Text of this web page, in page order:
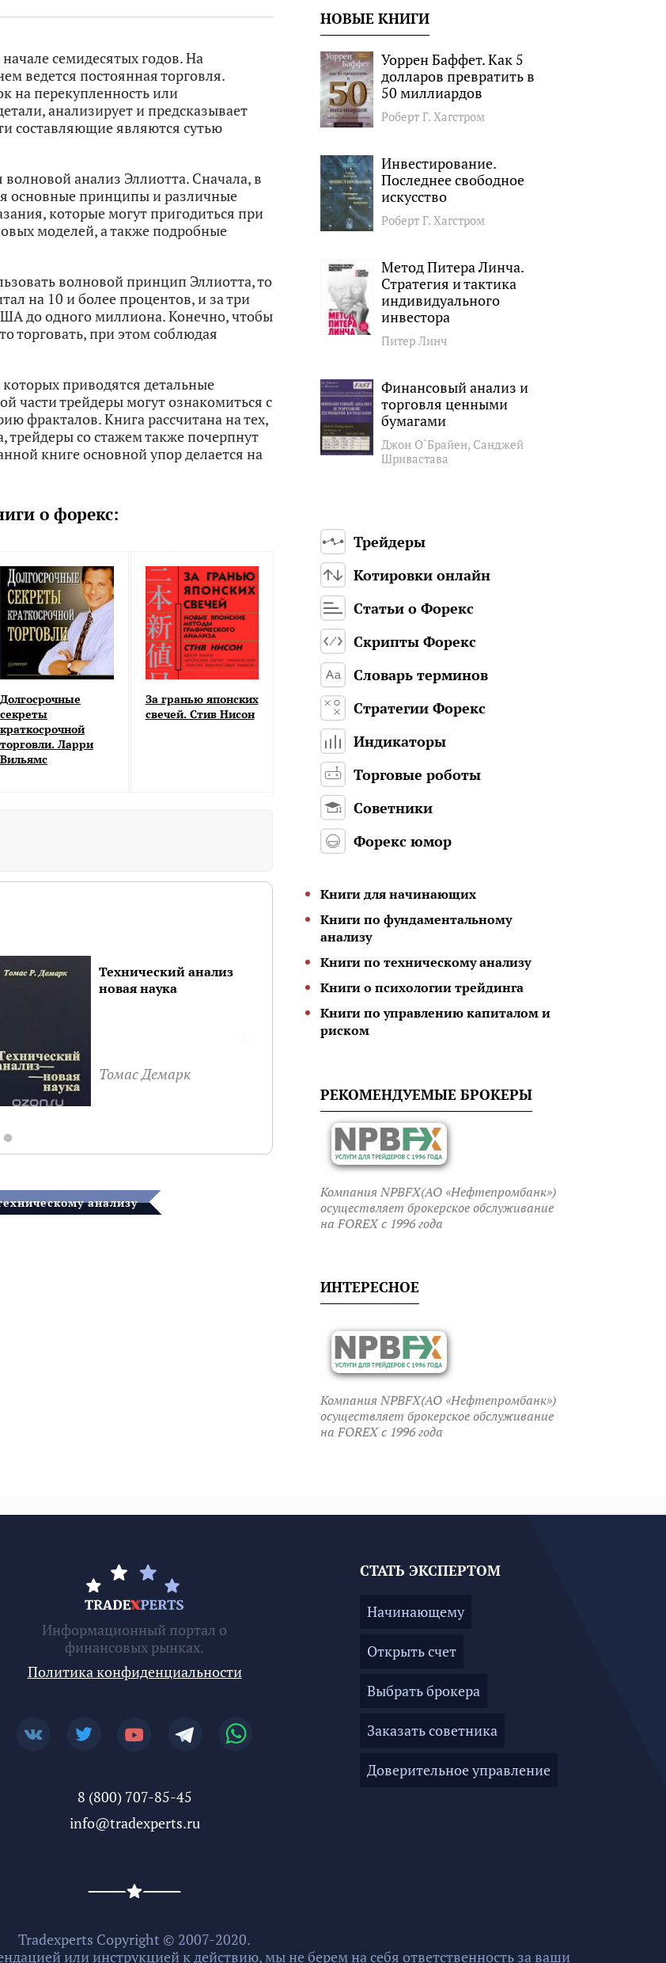
семидесятых годов. На
ведется постоянная торговля.
на перекупленность или
анализирует и предсказывает
составляющие являются сутью
анализ Эллиотта. Сначала, в
основные принципы и различные
которые могут пригодиться при
моделей, а также подробные
волновой принцип Эллиотта, то
на 10 и более процентов, и за три
до одного миллиона. Конечно, чтобы
торговать, при этом соблюдая
приводятся детальные
части трейдеры могут ознакомиться с
фракталов. Книга рассчитана на тех,
трейдеры со стажем также почерпнут
книге основной упор делается на
о форекс:
Долгосрочные
секреты
краткосрочной
торговли. Ларри
Вильямс
За гранью японских
свечей. Стив Нисон
Технический анализ
новая наука
Томас Демарк
Биржевые секреты
анализу
НОВЫЕ КНИГИ
Уоррен Баффет. Как 5
долларов превратить в
50 миллиардов
Роберт Г. Хагстром
Инвестирование.
Последнее свободное
искусство
Роберт Г. Хагстром
Метод Питера Линча.
Стратегия и тактика
индивидуального
инвестора
Питер Линч
Финансовый анализ и
торговля ценными
бумагами
Джон О`Брайен, Санджей
Шривастава
Трейдеры
Котировки онлайн
Статьи о Форекс
Скрипты Форекс
Словарь терминов
Стратегии Форекс
Индикаторы
Торговые роботы
Советники
Форекс юмор
Книги для начинающих
Книги по фундаментальному
анализу
Книги по техническому анализу
Книги о психологии трейдинга
Книги по управлению капиталом и
риском
РЕКОМЕНДУЕМЫЕ БРОКЕРЫ
Компания NPBFX(АО «Нефтепромбанк»)
осуществляет брокерское обслуживание
на FOREX c 1996 года
ИНТЕРЕСНОЕ
Компания NPBFX(АО «Нефтепромбанк»)
осуществляет брокерское обслуживание
на FOREX c 1996 года
Информационный портал о
финансовых рынках.
Политика конфиденциальности
8 (800) 707-85-45
info@tradexperts.ru
СТАТЬ ЭКСПЕРТОМ
Начинающему
Открыть счет
Выбрать брокера
Заказать советника
Доверительное управление
Tradexperts Copyright © 2007-2020.
или инструкцией к действию, мы не берем на себя ответственность за ваши